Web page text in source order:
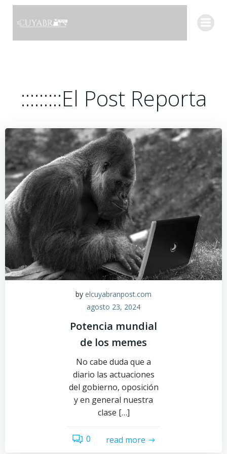
Saltar
:::::::::El Post Reporta
by elcuyabranpost.com
agosto 23, 2024
Potencia mundial
de los memes
No cabe duda que a
diario las actuaciones
del gobierno, oposición
y en general nuestra
clase […]
0 read more